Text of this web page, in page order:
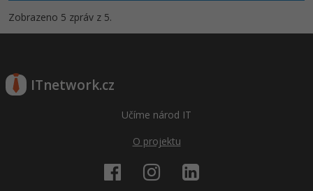
Zobrazeno 5 zpráv z 5.
ITnetwork.cz
Učíme národ IT
O projektu